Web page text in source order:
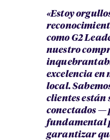
«Estoy
como G2
nuestro
excelencia en
local.
clientes están
conectados —
fundamental
garantizar